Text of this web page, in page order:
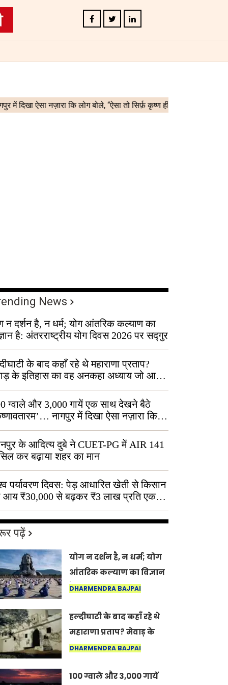
News
न दर्शन है, न धर्म; योग आंतरिक कल्याण का
है: अंतरराष्ट्रीय योग दिवस 2026 पर सद्गुर
के बाद कहाँ रहे थे महाराणा प्रताप?
के इतिहास का वह अनकहा अध्याय जो आज
में जीवित है
ग्वाले और 3,000 गायें एक साथ देखने बैठे
नागपुर में दिखा ऐसा नज़ारा कि
बोले, “ऐसा तो सिर्फ़ कृष्ण ही कर सकते हैं”
के आदित्य दुबे ने CUET-PG में AIR 141
कर बढ़ाया शहर का मान
पर्यावरण दिवस: पेड़ आधारित खेती से किसान
आय ₹30,000 से बढ़कर ₹3 लाख प्रति एकड़
पढ़ें
योग न दर्शन है, न धर्म; योग
आंतरिक कल्याण का विज्ञान
है: अंतरराष्ट्रीय योग दिवस
DHARMENDRA BAJPAI
हल्दीघाटी के बाद कहाँ रहे थे
महाराणा प्रताप? मेवाड़ के
इतिहास का वह अनकहा
में जीवित है
DHARMENDRA BAJPAI
100 ग्वाले और 3,000 गायें